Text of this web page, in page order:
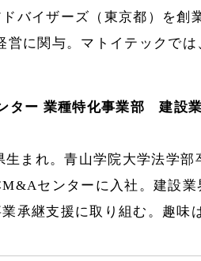
バイザーズ（東京都）を創
に関与。マトイテックでは
ター 業種特化事業部 建設
生まれ。青山学院大学法学
M&Aセンターに入社。建設
承継支援に取り組む。趣味